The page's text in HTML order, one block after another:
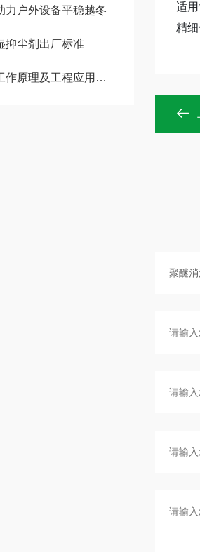
力户外设备平稳越冬
抑尘剂出厂标准
理及工程应用技术探讨
适
精